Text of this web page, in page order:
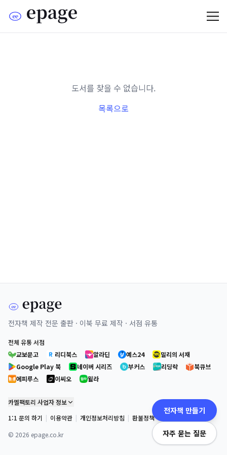
도서를 찾을 수 없습니다.
목록으로
전자책 제작 전문 출판 · 이북 무료 제작 · 서점 유통
전체 유통 서점
교보문고
리디북스 알라딘 예스24
밀리의 서재
Google Play 북
네이버 시리즈 부커스 리딩락
북큐브
에피루스
이씨오 윌라
카멜팩토리 사업자 정보
1:1 문의 하기 | 이용약관 | 개인정보처리방침 | 환불정책
© 2026 epage.co.kr
전자책 만들기
자주 묻는 질문